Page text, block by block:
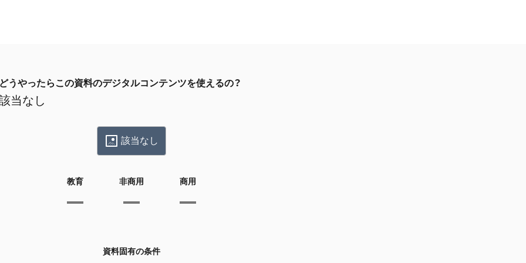
どうやったらこの資料のデジタルコンテンツを使えるの？
当なし
該当なし
教育 非商用 商用
資料固有の条件